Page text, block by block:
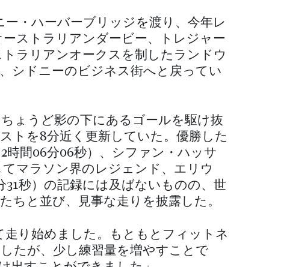
・ハーバーブリッジを渡り、今年レ
ストラリアンダービー、トレジャー
ラリアンオークスを制したランドウ
シドニーのビジネス街へと戻ってい
ょうど影の下にあるゴールを駆け抜
トを8分近く更新していた。優勝した
時間06分06秒）、シファン・ハッサ
てマラソン界のレジェンド、エリウ
31秒）の記録には及ばないものの、世
ちと並び、見事な走りを披露した。
走り始めました。もともとフィットネ
たが、少し練習量を増やすことで